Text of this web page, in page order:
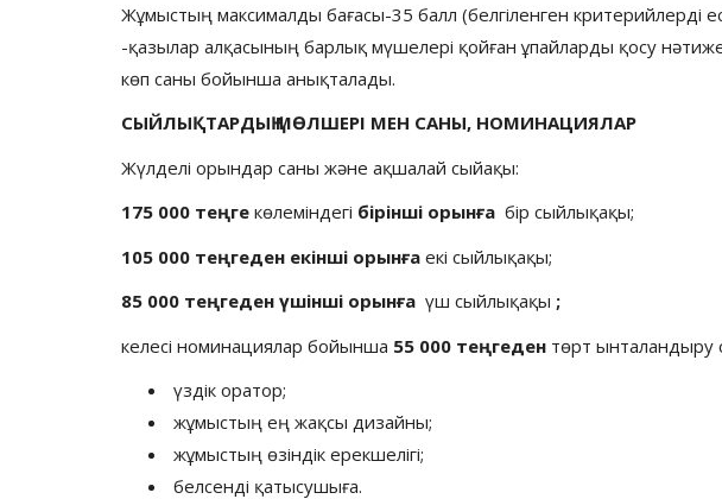
Жұмыстың максималды бағасы-35 балл (белгіленген критерийлерді
-қазылар алқасының барлық мүшелері қойған ұпайларды қосу
көп саны бойынша анықталады.
СЫЙЛЫҚТАРДЫҢ МӨЛШЕРІ МЕН САНЫ, НОМИНАЦИЯЛАР
Жүлделі орындар саны және ақшалай сыйақы:
175 000 теңге көлеміндегі бірінші орынға бір сыйлықақы;
105 000 теңгеден екінші орынға екі сыйлықақы;
85 000 теңгеден үшінші орынға үш сыйлықақы ;
келесі номинациялар бойынша 55 000 теңгеден төрт ынталандыру
үздік оратор;
жұмыстың ең жақсы дизайны;
жұмыстың өзіндік ерекшелігі;
белсенді қатысушыға.